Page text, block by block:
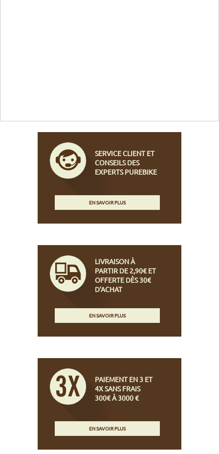
SERVICE CLIENT ET
CONSEILS DES
EXPERTS PUREBIKE
EN SAVOIR PLUS
LIVRAISON À
PARTIR DE 2,90€ ET
OFFERTE DÈS 30€
D'ACHAT
EN SAVOIR PLUS
PAIEMENT EN 3 ET
4X SANS FRAIS
300€ À 3000 €
EN SAVOIR PLUS